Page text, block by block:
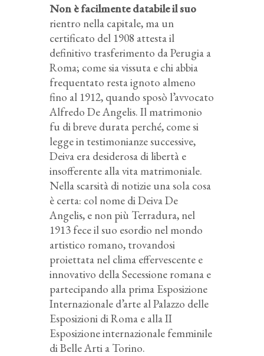
Non è facilmente databile il suo
rientro nella capitale, ma un
certificato del 1908 attesta il
definitivo trasferimento da Perugia a
Roma; come sia vissuta e chi abbia
frequentato resta ignoto almeno
fino al 1912, quando sposò l’avvocato
Alfredo De Angelis. Il matrimonio
fu di breve durata perché, come si
legge in testimonianze successive,
Deiva era desiderosa di libertà e
insofferente alla vita matrimoniale.
Nella scarsità di notizie una sola cosa
è certa: col nome di Deiva De
Angelis, e non più Terradura, nel
1913 fece il suo esordio nel mondo
artistico romano, trovandosi
proiettata nel clima effervescente e
innovativo della Secessione romana e
partecipando alla prima Esposizione
Internazionale d’arte al Palazzo delle
Esposizioni di Roma e alla II
Esposizione internazionale femminile
di Belle Arti a Torino.